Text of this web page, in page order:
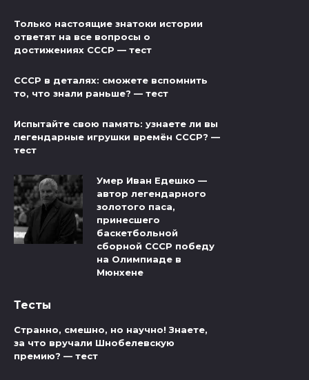
Только настоящие знатоки истории
ответят на все вопросы о
достижениях СССР — тест
СССР в деталях: сможете вспомнить
то, что знали раньше? — тест
Испытайте свою память: узнаете ли вы
легендарные игрушки времён СССР? —
тест
Умер Иван Едешко —
автор легендарного
золотого паса,
принесшего
баскетбольной
сборной СССР победу
на Олимпиаде в
Мюнхене
Тесты
Странно, смешно, но научно! Знаете,
за что вручали Шнобелевскую
премию? — тест